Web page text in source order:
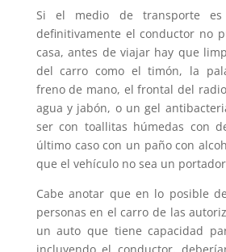
Si el medio de transporte
definitivamente el conductor no
casa, antes de viajar hay que
del carro como el timón, la
freno de mano, el frontal del
agua y jabón, o un gel
ser con toallitas húmedas con
último caso con un paño con
que el vehículo no sea un
Cabe anotar que en lo posible
personas en el carro de las
un auto que tiene capacidad